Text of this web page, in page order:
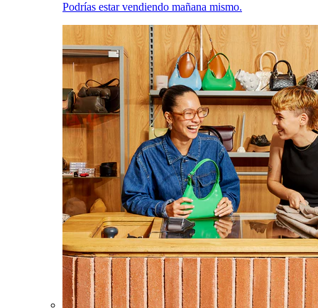
Podrías estar vendiendo mañana mismo.